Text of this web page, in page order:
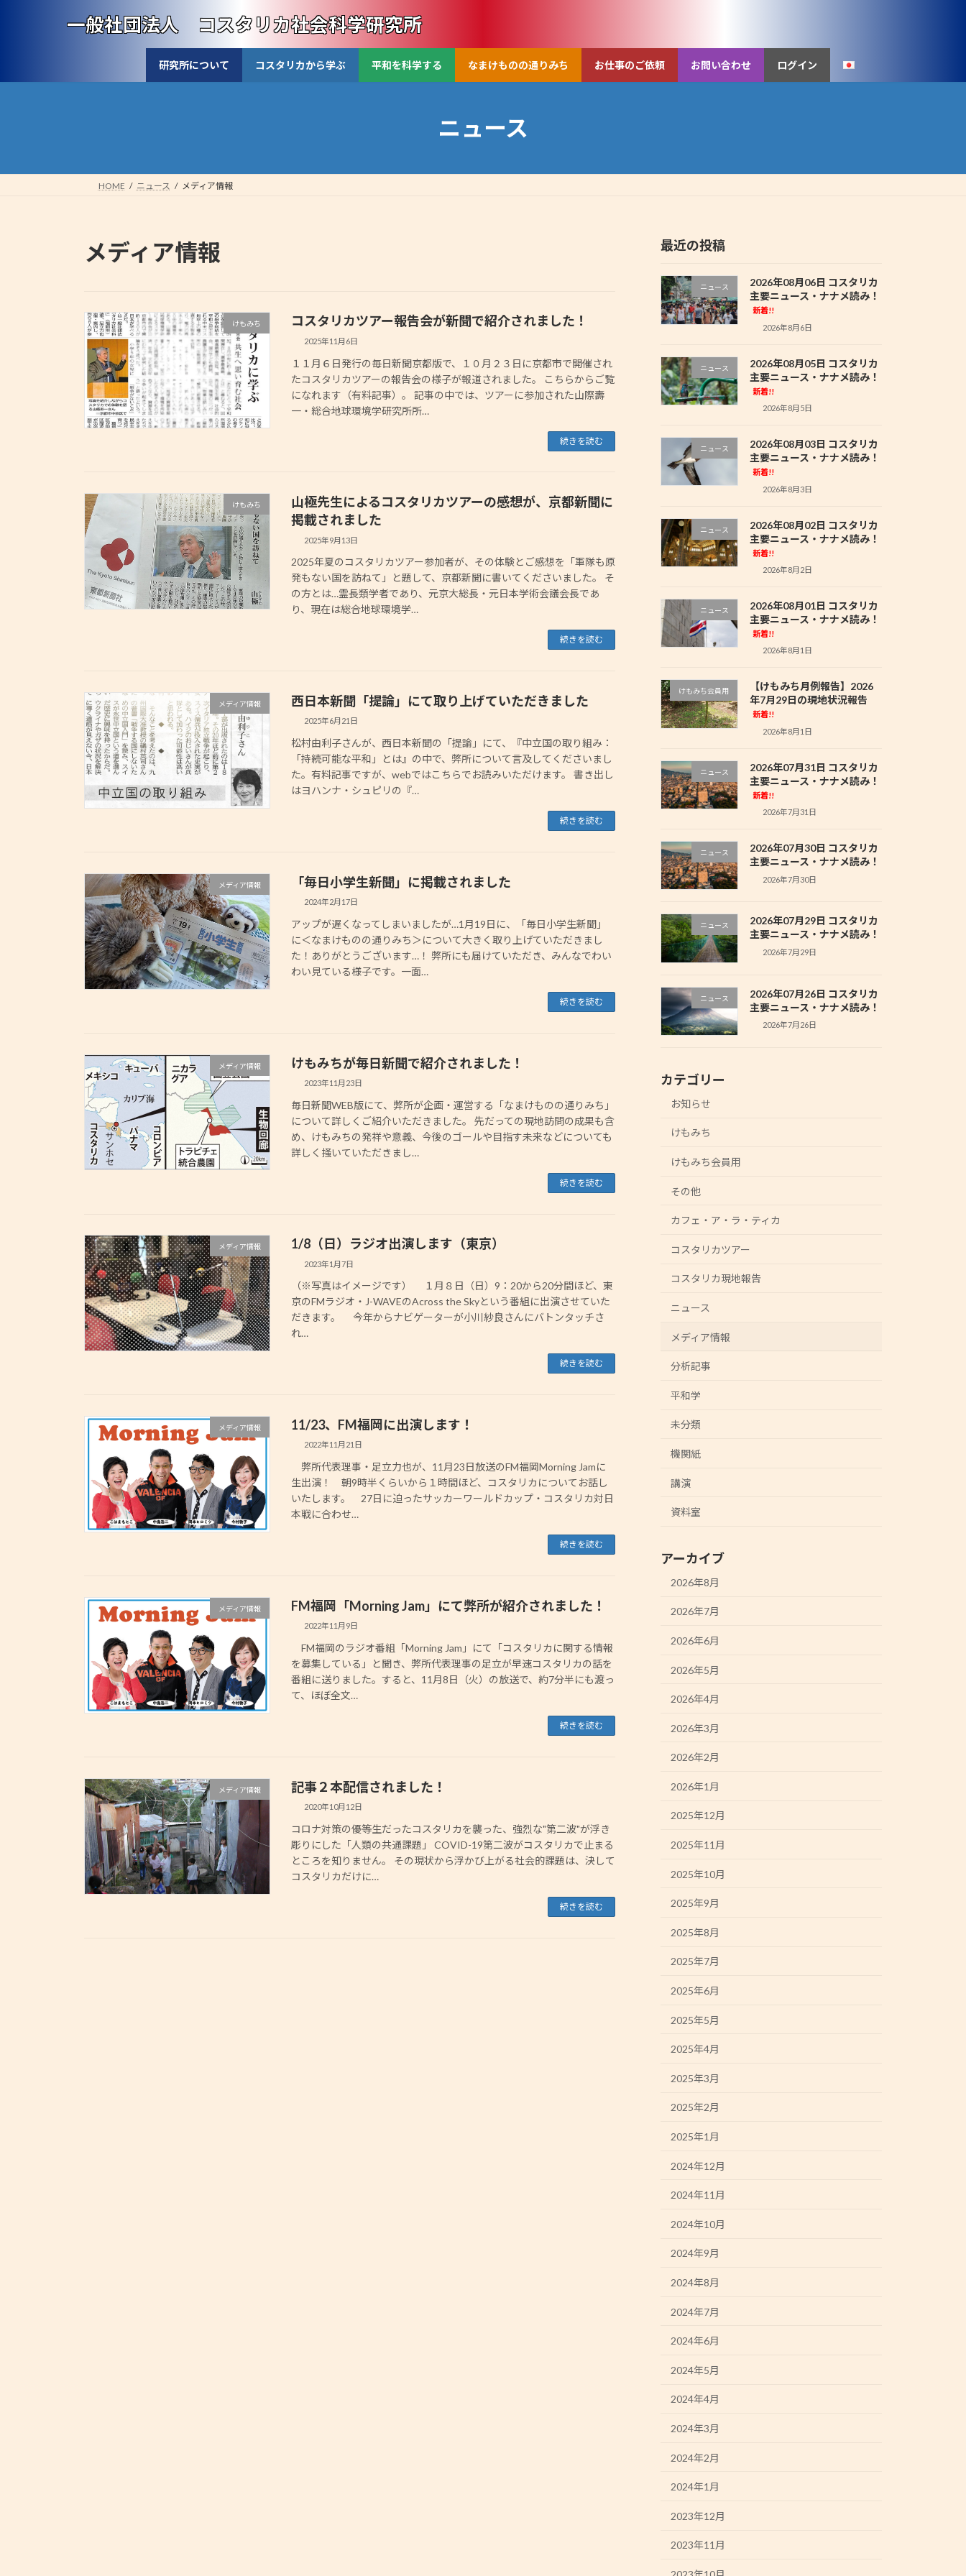
一般社団法人 コスタリカ社会科学研究所
研究所について コスタリカから学ぶ 平和を科学する なまけものの通りみち お仕事のご依頼 お問い合わせ ログイン
ニュース
HOME ニュース メディア情報
メディア情報
けもみち コスタリカツアー報告会が新聞で紹介されました！
2025年11月6日
１１月６日発行の毎日新聞京都版で、１０月２３日に京都市で開催され
たコスタリカツアーの報告会の様子が報道されました。 こちらからご覧
になれます（有料記事）。 記事の中では、ツアーに参加された山際壽
一・総合地球環境学研究所所…
続きを読む
けもみち
山極先生によるコスタリカツアーの感想が、京都新聞に
掲載されました
2025年9月13日
2025年夏のコスタリカツアー参加者が、その体験とご感想を「軍隊も原
発もない国を訪ねて」と題して、京都新聞に書いてくださいました。 そ
の方とは…霊長類学者であり、元京大総長・元日本学術会議会長であ
り、現在は総合地球環境学…
続きを読む
メディア情報 西日本新聞「提論」にて取り上げていただきました
2025年6月21日
松村由利子さんが、西日本新聞の「提論」にて、『中立国の取り組み：
「持続可能な平和」とは』の中で、弊所について言及してくださいまし
た。有料記事ですが、webではこちらでお読みいただけます。 書き出し
はヨハンナ・シュピリの『…
続きを読む
メディア情報 「毎日小学生新聞」に掲載されました
2024年2月17日
アップが遅くなってしまいましたが…1月19日に、「毎日小学生新聞」
に＜なまけものの通りみち＞について大きく取り上げていただきまし
た！ありがとうございます…！ 弊所にも届けていただき、みんなでわい
わい見ている様子です。一面…
続きを読む
メディア情報 けもみちが毎日新聞で紹介されました！
2023年11月23日
毎日新聞WEB版にて、弊所が企画・運営する「なまけものの通りみち」
について詳しくご紹介いただきました。 先だっての現地訪問の成果も含
め、けもみちの発祥や意義、今後のゴールや目指す未来などについても
詳しく掻いていただきまし…
続きを読む
メディア情報 1/8（日）ラジオ出演します（東京）
2023年1月7日
（※写真はイメージです） １月８日（日）9：20から20分間ほど、東
京のFMラジオ・J-WAVEのAcross the Skyという番組に出演させていた
だきます。 今年からナビゲーターが小川紗良さんにバトンタッチさ
れ…
続きを読む
メディア情報 11/23、FM福岡に出演します！
2022年11月21日
弊所代表理事・足立力也が、11月23日放送のFM福岡Morning Jamに
生出演！ 朝9時半くらいから１時間ほど、コスタリカについてお話し
いたします。 27日に迫ったサッカーワールドカップ・コスタリカ対日
本戦に合わせ…
続きを読む
メディア情報 FM福岡「Morning Jam」にて弊所が紹介されました！
2022年11月9日
FM福岡のラジオ番組「Morning Jam」にて「コスタリカに関する情報
を募集している」と聞き、弊所代表理事の足立が早速コスタリカの話を
番組に送りました。すると、11月8日（火）の放送で、約7分半にも渡っ
て、ほぼ全文…
続きを読む
メディア情報 記事２本配信されました！
2020年10月12日
コロナ対策の優等生だったコスタリカを襲った、強烈な"第二波"が浮き
彫りにした「人類の共通課題」 COVID-19第二波がコスタリカで止まる
ところを知りません。 その現状から浮かび上がる社会的課題は、決して
コスタリカだけに…
続きを読む
最近の投稿
ニュース
2026年08月06日 コスタリカ
主要ニュース・ナナメ読み！
新着!!
2026年8月6日
ニュース
2026年08月05日 コスタリカ
主要ニュース・ナナメ読み！
新着!!
2026年8月5日
ニュース
2026年08月03日 コスタリカ
主要ニュース・ナナメ読み！
新着!!
2026年8月3日
ニュース
2026年08月02日 コスタリカ
主要ニュース・ナナメ読み！
新着!!
2026年8月2日
ニュース
2026年08月01日 コスタリカ
主要ニュース・ナナメ読み！
新着!!
2026年8月1日
けもみち会員用
【けもみち月例報告】2026
年7月29日の現地状況報告
新着!!
2026年8月1日
ニュース
2026年07月31日 コスタリカ
主要ニュース・ナナメ読み！
新着!!
2026年7月31日
ニュース
2026年07月30日 コスタリカ
主要ニュース・ナナメ読み！
2026年7月30日
ニュース
2026年07月29日 コスタリカ
主要ニュース・ナナメ読み！
2026年7月29日
ニュース
2026年07月26日 コスタリカ
主要ニュース・ナナメ読み！
2026年7月26日
カテゴリー
お知らせ
けもみち
けもみち会員用
その他
カフェ・ア・ラ・ティカ
コスタリカツアー
コスタリカ現地報告
ニュース
メディア情報
分析記事
平和学
未分類
機関紙
講演
資料室
アーカイブ
2026年8月
2026年7月
2026年6月
2026年5月
2026年4月
2026年3月
2026年2月
2026年1月
2025年12月
2025年11月
2025年10月
2025年9月
2025年8月
2025年7月
2025年6月
2025年5月
2025年4月
2025年3月
2025年2月
2025年1月
2024年12月
2024年11月
2024年10月
2024年9月
2024年8月
2024年7月
2024年6月
2024年5月
2024年4月
2024年3月
2024年2月
2024年1月
2023年12月
2023年11月